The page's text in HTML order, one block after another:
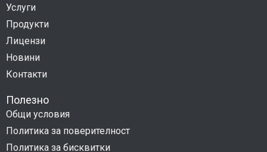
Услуги
Продукти
Лицензи
Новини
Контакти
Полезно
Общи условия
Политика за поверителност
Политика за бисквитки